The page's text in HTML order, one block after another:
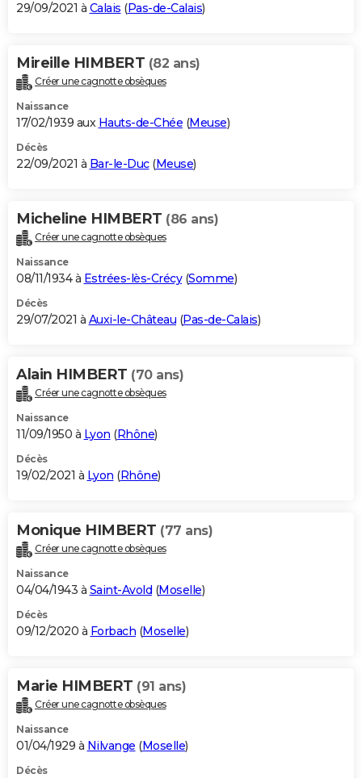
29/09/2021 à Calais (Pas-de-Calais)
Mireille HIMBERT (82 ans)
Créer une cagnotte obsèques
Naissance
17/02/1939 aux Hauts-de-Chée (Meuse)
Décès
22/09/2021 à Bar-le-Duc(Meuse)
Micheline HIMBERT (86 ans)
Créer une cagnotte obsèques
Naissance
08/11/1934 à Estrées-lès-Crécy(Somme)
Décès
29/07/2021 à Auxi-le-Château (Pas-de-Calais)
Alain HIMBERT (70 ans)
Créer une cagnotte obsèques
Naissance
11/09/1950 à Lyon (Rhône)
Décès
19/02/2021 à Lyon (Rhône)
Monique HIMBERT (77 ans)
Créer une cagnotte obsèques
Naissance
04/04/1943 à Saint-Avold (Moselle)
Décès
09/12/2020 à Forbach (Moselle)
Marie HIMBERT (91 ans)
Créer une cagnotte obsèques
Naissance
01/04/1929 à Nilvange (Moselle)
Décès